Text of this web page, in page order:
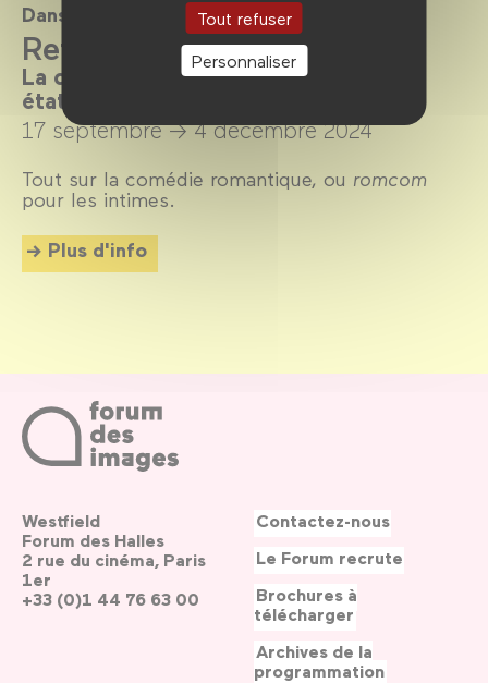
Tout refuser
Personnaliser
Dans le cadre de
Refaire l'amour
La comédie romantique dans tous ses
états
17 septembre → 4 décembre 2024
Tout sur la comédie romantique, ou romcom
pour les intimes.
Plus d'info
Westfield
Forum des Halles
2 rue du cinéma, Paris
1er
+33 (0)1 44 76 63 00
Contactez-nous
Le Forum recrute
Brochures à
télécharger
Archives de la
programmation